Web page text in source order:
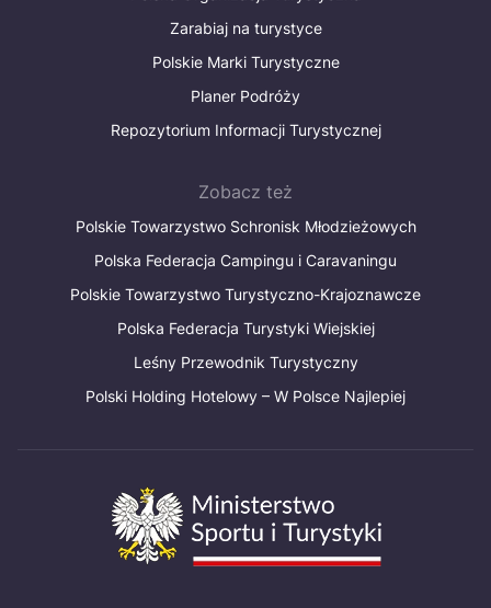
Zarabiaj na turystyce
Polskie Marki Turystyczne
Planer Podróży
Repozytorium Informacji Turystycznej
Zobacz też
Polskie Towarzystwo Schronisk Młodzieżowych
Polska Federacja Campingu i Caravaningu
Polskie Towarzystwo Turystyczno-Krajoznawcze
Polska Federacja Turystyki Wiejskiej
Leśny Przewodnik Turystyczny
Polski Holding Hotelowy – W Polsce Najlepiej